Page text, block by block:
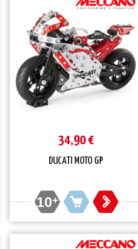
34,90 €
DUCATI MOTO GP
10+